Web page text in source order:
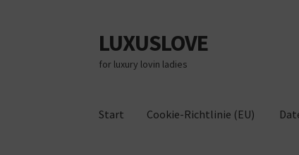
Zur
Navigation
springen
Zum
Inhalt
springen
LUXUSLOVE
for luxury lovin ladies
Start Cookie-Richtlinie (EU)